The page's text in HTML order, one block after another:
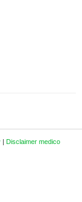
| Disclaimer medico